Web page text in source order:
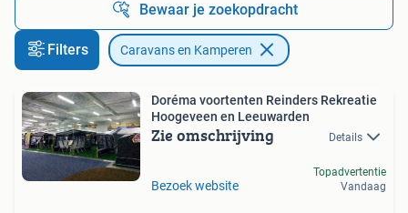
Bewaar je zoekopdracht
Filters Caravans en Kamperen
Doréma voortenten Reinders Rekreatie
Hoogeveen en Leeuwarden
Zie omschrijving Details
Bezoek website
Topadvertentie
Vandaag